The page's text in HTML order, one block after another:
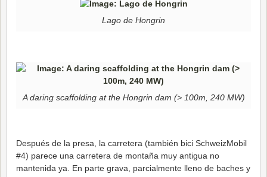
Lago de Hongrin
A daring scaffolding at the Hongrin dam (> 100m, 240 MW)
Después de la presa, la carretera (también bici SchweizMobil
#4) parece una carretera de montaña muy antigua no
mantenida ya. En parte grava, parcialmente lleno de baches y